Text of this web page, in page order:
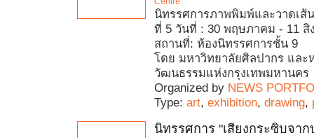
นิทรรศการภาพพิมพ์และวาดเส้
ที่ 5 วันที่ : 30 พฤษภาคม - 11 สิ
สถานที่: ห้องนิทรรศการชั้น 9
โดย มหาวิทยาลัยศิลปากร และ
วัฒนธรรมแห่งกรุงเทพมหานค
Organized by NEWS
Type: art, exhibition, drawing,
นิทรรศการ "เสียงกระซิบจา